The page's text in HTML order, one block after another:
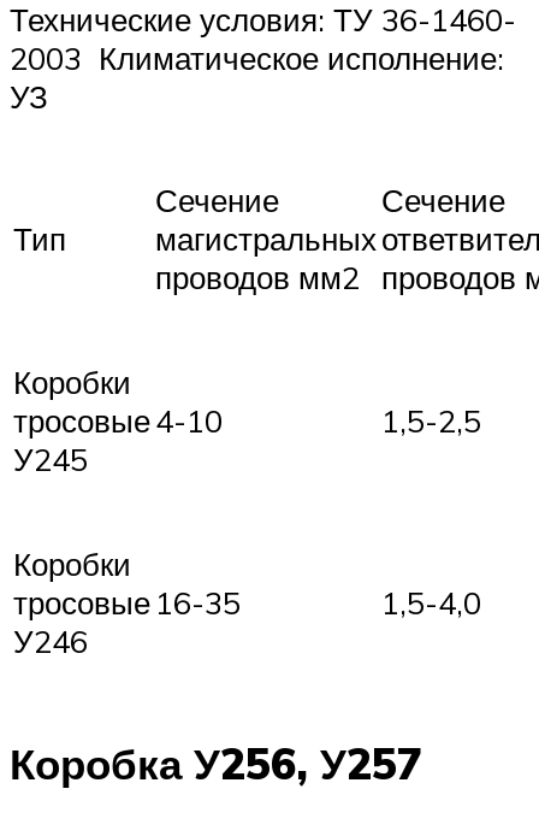
Технические условия: ТУ 36-1460-
2003 Климатическое исполнение:
УЗ
Тип
Сечение
магистральных
проводов мм2
Сечение
проводов
Коробки
тросовые
У245
4-10 1,5-2,5
Коробки
тросовые
У246
16-35 1,5-4,0
Коробка У256, У257